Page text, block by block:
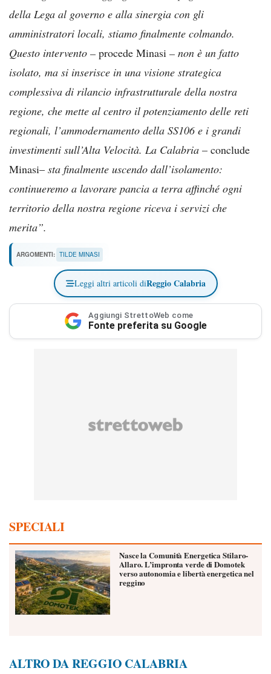
della Lega al governo e alla sinergia con gli
amministratori locali, stiamo finalmente colmando.
Questo intervento – procede Minasi – non è un fatto
isolato, ma si inserisce in una visione strategica
complessiva di rilancio infrastrutturale della nostra
regione, che mette al centro il potenziamento delle reti
regionali, l’ammodernamento della SS106 e i grandi
investimenti sull’Alta Velocità. La Calabria – conclude
Minasi– sta finalmente uscendo dall’isolamento:
continueremo a lavorare pancia a terra affinché ogni
territorio della nostra regione riceva i servizi che
merita”.
ARGOMENTI: TILDE MINASI
Leggi altri articoli diReggio Calabria
Aggiungi StrettoWeb come
Fonte preferita su Google
SPECIALI
Nasce la Comunità Energetica Stilaro-
Allaro. L’impronta verde di Domotek
verso autonomia e libertà energetica nel
reggino
ALTRO DA REGGIO CALABRIA